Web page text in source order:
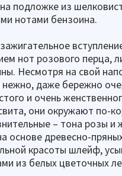
подложке из
нотами бензоина.
нот розового перца,
Несмотря на свой
нежно, даже бережно
и очень
они окружают по-
– тона розы
основе древесно-
красоты шлейф,
из белых цветочных